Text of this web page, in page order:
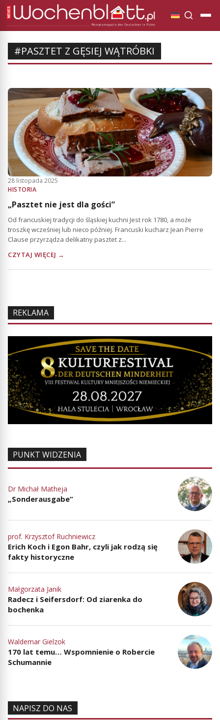
#PASZTET Z GĘSIEJ WĄTRÓBKI
28 listopada 2025
HISTORIA
„Pasztet nie jest dla gości”
Od francuskiej tradycji do śląskiej kuchni Jest rok 1780, a może
troszkę wcześniej lub nieco później. Francuski kucharz Jean Pierre
Clause przyrządza delikatny pasztet z...
CZYTAJ WIĘCEJ →
REKLAMA
PUNKT WIDZENIA
Dr Michał Matheja
„Sonderausgabe”
prof. Krzysztof Ruchniewicz
Erich Koch i Egon Bahr, czyli jak rodzą się
fakty historyczne
Małgorzata Janik
Radecz i Seifersdorf: Od ziarenka do
bochenka
Waldemar Gielzok
170 lat temu… Wspomnienie o Robercie
Schumannie
NAPISZ DO NAS